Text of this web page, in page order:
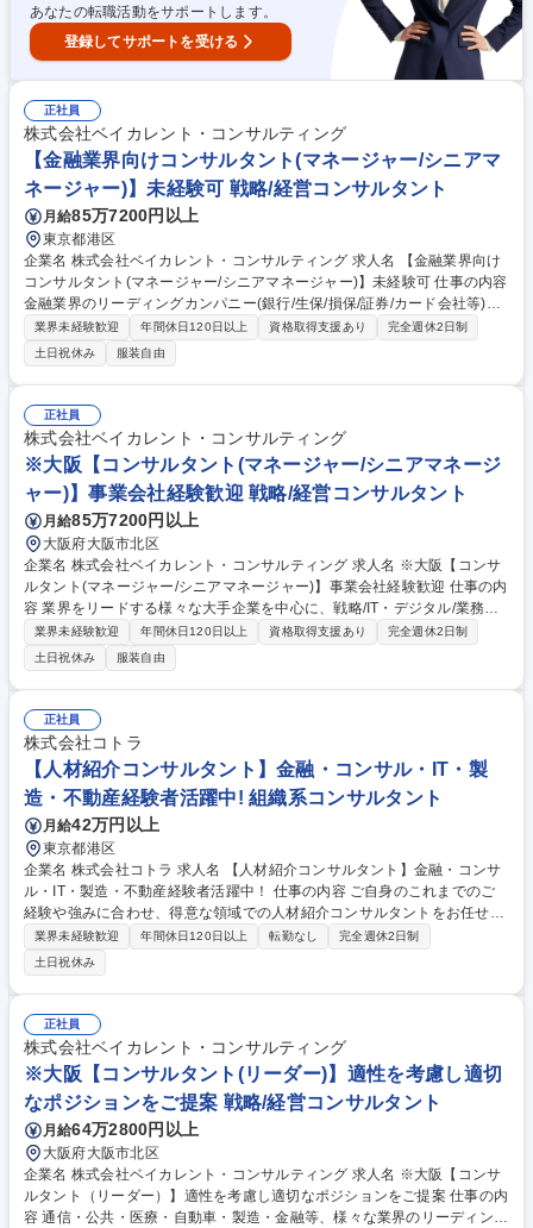
あなたの転職活動をサポートします。
登録してサポートを受ける
正社員
株式会社ベイカレント・コンサルティング
【金融業界向けコンサルタント(マネージャー/シニアマ
ネージャー)】未経験可 戦略/経営コンサルタント
月給85万7200円以上
東京都港区
企業名 株式会社ベイカレント・コンサルティング 求人名 【金融業界向け
コンサルタント(マネージャー/シニアマネージャー)】未経験可 仕事の内容
金融業界のリーディングカンパニー(銀行/生保/損保/証券/カード会社等)向
けに、多様な分野での全社戦略/事業戦略及び、戦略実現に向けた組織・業
務体制の検討～実行支援等、様々な課題解決をリードして頂きます。 【プ
ロジェクト事例】■事業/組織戦略支援(事業戦略や中期経営計画の策定支
援/事業戦略に応じた組織体制構築・採用戦略支援 等) ■IT/デジタル領域(シ
ステム刷新/クラウド基盤構築/データ利活用推進 等) ■業務改革領域(DX戦
略策定～推進・運用定着支援/業務改革に伴う全社組織や人員体制の再構
築/BPR構想策定～推進伴走 等) ■商品開発支援(マーケティング戦略支援/
新市場参入に伴う調査～提言・ビジネスプラン策定支援 等) 募集職種 【金
融業界向けコンサルタント(マネージャー/シニアマネージャー)】未経験可
業界未経験歓迎 年間休日120日以上 資格取得支援あり
完全週休2日制
土日祝休み
服装自由
正社員
株式会社ベイカレント・コンサルティング
※大阪【コンサルタント(マネージャー/シニアマネージ
ャー)】事業会社経験歓迎 戦略/経営コンサルタント
月給85万7200円以上
大阪府大阪市北区
企業名 株式会社ベイカレント・コンサルティング 求人名 ※大阪【コンサ
ルタント(マネージャー/シニアマネージャー)】事業会社経験歓迎 仕事の内
容 業界をリードする様々な大手企業を中心に、戦略/IT・デジタル/業務改
革等、あらゆる領域の全社/事業戦略及び、戦略実現に向けた施策検討/実
行を推進・リードして頂きます（未経験でコンサル上位職への転換が可
能） 【対象業界(例)】ハイテク/メディア・エンタメ/通信/モビリティ/ヘル
スケア/消費財/小売/流通/産業機械/銀行/決済/保険/エネルギー/素材/化学/プ
ラント/交通/物流/デベロッパー/公共/商社/航空/宇宙/防衛 【ソリューショ
ン(例)】AI/DX/経営戦略＆ファイナンス/CX/データアナリティクス/テクノ
ロジーイノベーション/マーケティング＆セールス/SCM/ECM/人材・組織/
コスト改革/業務改革/セキュリティ/システム 募集職種 ※大阪【コンサルタ
ント(マネージャー/シニアマネージャー)】事業会社経験歓迎
業界未経験歓迎 年間休日120日以上 資格取得支援あり
完全週休2日制
土日祝休み
服装自由
正社員
株式会社コトラ
【人材紹介コンサルタント】金融・コンサル・IT・製
造・不動産経験者活躍中! 組織系コンサルタント
月給42万円以上
東京都港区
企業名 株式会社コトラ 求人名 【人材紹介コンサルタント】金融・コンサ
ル・IT・製造・不動産経験者活躍中！ 仕事の内容 ご自身のこれまでのご
経験や強みに合わせ、得意な領域での人材紹介コンサルタントをお任せし
ます。細分化された特定の専門領域においてNo.1の知見を持つ「情報の起
点」として活動していただきます！ 《具体的には…》（1）人材を求める
企業への人材コンサルティング 事業戦略やビジョンを理解し、その上で人
材要件、職場環境など調査・ヒアリングを行い提案します。ヒアリング先
は人事担当だけでなく、経営層、現場責任者など多岐に渡ります。 （2）
転職を志す登録者へのキャリアカウンセリング 転職を希望する方との面
談、希望の企業、仕事内容、希望給与額などの待遇面、将来の希望などを
ヒアリングします。 募集職種 【人材紹介コンサルタント】金融・コンサ
ル・IT・製造・不動産経験者活躍中！
業界未経験歓迎 年間休日120日以上 転勤なし
完全週休2日制
土日祝休み
正社員
株式会社ベイカレント・コンサルティング
※大阪【コンサルタント(リーダー)】適性を考慮し適切
なポジションをご提案 戦略/経営コンサルタント
月給64万2800円以上
大阪府大阪市北区
企業名 株式会社ベイカレント・コンサルティング 求人名 ※大阪【コンサ
ルタント（リーダー）】適性を考慮し適切なポジションをご提案 仕事の内
容 通信・公共・医療・自動車・製造・金融等、様々な業界のリーディング